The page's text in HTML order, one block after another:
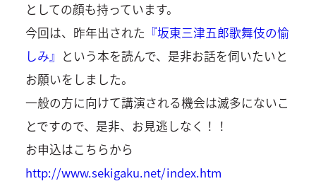
としての顔も持っています。
今回は、昨年出された 『坂東三津五郎歌舞伎の愉
しみ』 という本を読んで、是非お話を伺いたいと
お願いをしました。
一般の方に向けて講演される機会は滅多にないこ
とですので、是非、お見逃しなく！！
お申込はこちらから
http://www.sekigaku.net/index.htm